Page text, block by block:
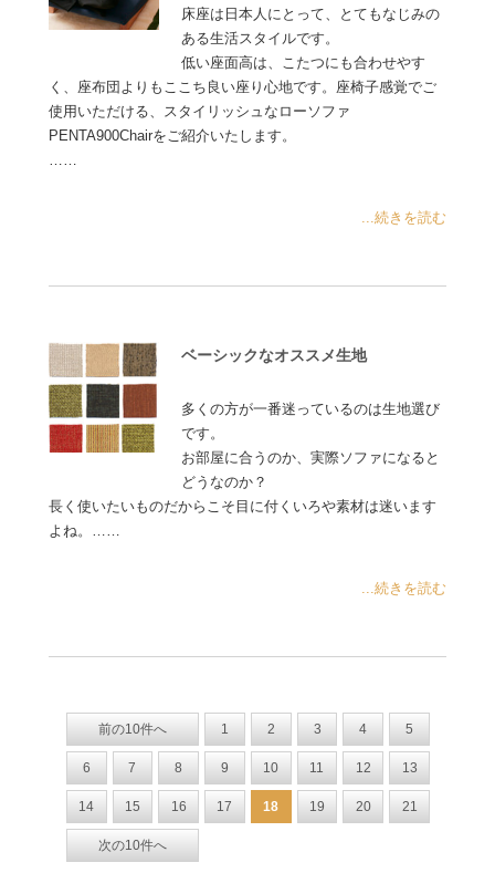
床座は日本人にとって、とてもなじみの
ある生活スタイルです。
低い座面高は、こたつにも合わせやす
く、座布団よりもここち良い座り心地です。座椅子感覚でご
使用いただける、スタイリッシュなローソファ
PENTA900Chairをご紹介いたします。
……
...続きを読む
ベーシックなオススメ生地
多くの方が一番迷っているのは生地選び
です。
お部屋に合うのか、実際ソファになると
どうなのか？
長く使いたいものだからこそ目に付くいろや素材は迷います
よね。……
...続きを読む
前の10件へ 1 2 3 4 5
6 7 8 9 10 11 12 13
14 15 16 17 18 19 20 21
次の10件へ